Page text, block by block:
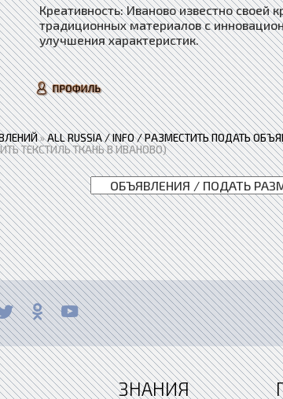
Креативность: Иваново известно своей
традиционных материалов с
улучшения характеристик.
»ALL RUSSIA / INFO / РАЗМЕСТИТЬ ПОДАТЬ
ТЕКСТИЛЬ ТКАНЬ В ИВАНОВО)
ЗНАНИЯ